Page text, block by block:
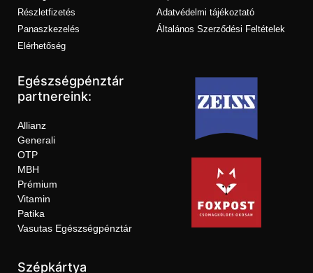
Részletfizetés
Panaszkezelés
Elérhetőség
Adatvédelmi tájékoztató
Általános Szerződési Feltételek
Egészségpénztár
partnereink:
Allianz
Generali
OTP
MBH
Prémium
Vitamin
Patika
Vasutas Egészségpénztár
Szépkártya